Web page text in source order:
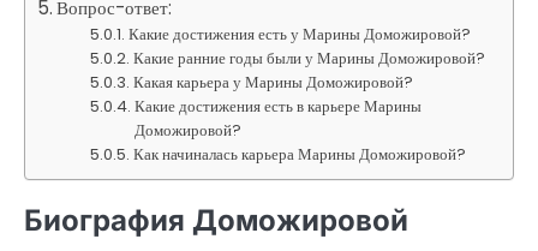
Вопрос-ответ:
Какие достижения есть у Марины Доможировой?
Какие ранние годы были у Марины Доможировой?
Какая карьера у Марины Доможировой?
Какие достижения есть в карьере Марины
Доможировой?
Как начиналась карьера Марины Доможировой?
Биография Доможировой